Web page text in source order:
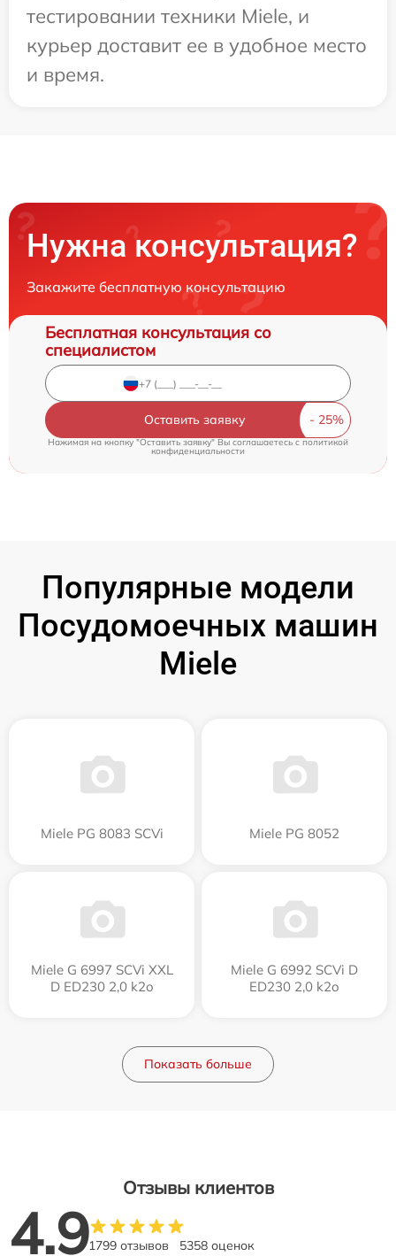
тестировании техники Miele, и
курьер доставит ее в удобное место
и время.
Нужна консультация?
Закажите бесплатную консультацию
Бесплатная консультация со
специалистом
Оставить заявку
Нажимая на кнопку "Оставить заявку" Вы соглашаетесь cполитикой
конфиденциальности
Популярные модели
Посудомоечных машин
Miele
Miele PG 8083 SCVi Miele PG 8052
Miele G 6997 SCVi XXL
D ED230 2,0 k2o
Miele G 6992 SCVi D
ED230 2,0 k2o
Показать больше
Отзывы клиентов
4.91799 отзывов 5358 оценок